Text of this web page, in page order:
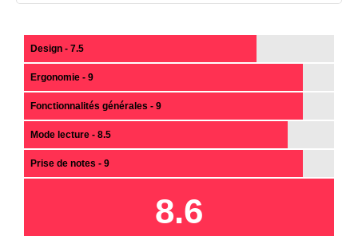
Design - 7.5
Ergonomie - 9
Fonctionnalités générales - 9
Mode lecture - 8.5
Prise de notes - 9
8.6